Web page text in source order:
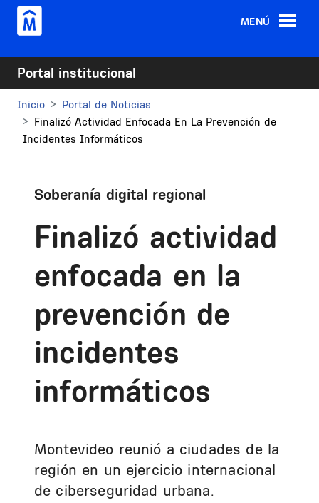
Pasar al contenido principal
MENÚ
Portal institucional
Inicio
Portal de Noticias
Finalizó Actividad Enfocada En La Prevención de
Incidentes Informáticos
Soberanía digital regional
Finalizó actividad
enfocada en la
prevención de
incidentes
informáticos
Montevideo reunió a ciudades de la
región en un ejercicio internacional
de ciberseguridad urbana.